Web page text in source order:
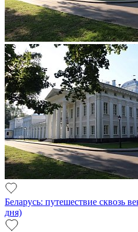
Беларусь: путешествие сквозь
дня)